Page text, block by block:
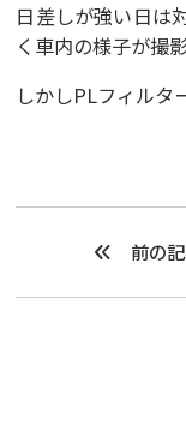
日差しが強い日は
く車内の様子が撮
しかしPLフィルタ
前の